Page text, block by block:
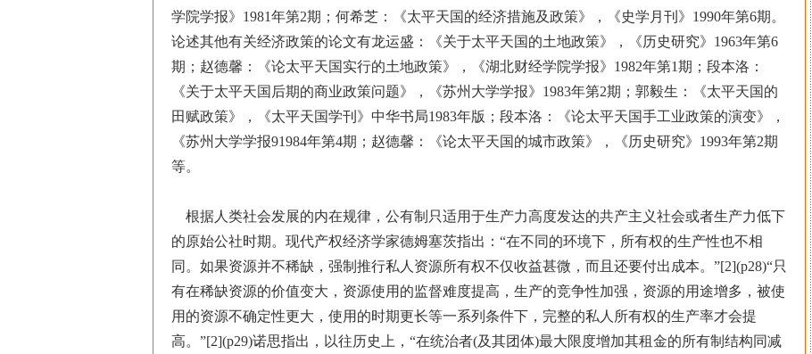
学院学报》1981年第2期；何希芝：《太平天国的经济措施及政策》，《史学月刊》1990年第6期。
论述其他有关经济政策的论文有龙运盛：《关于太平天国的土地政策》，《历史研究》1963年第6
期；赵德馨：《论太平天国实行的土地政策》，《湖北财经学院学报》1982年第1期；段本洛：
《关于太平天国后期的商业政策问题》，《苏州大学学报》1983年第2期；郭毅生：《太平天国的
田赋政策》，《太平天国学刊》中华书局1983年版；段本洛：《论太平天国手工业政策的演变》，
《苏州大学学报91984年第4期；赵德馨：《论太平天国的城市政策》，《历史研究》1993年第2期
等。
根据人类社会发展的内在规律，公有制只适用于生产力高度发达的共产主义社会或者生产力低下
的原始公社时期。现代产权经济学家德姆塞茨指出：“在不同的环境下，所有权的生产性也不相
同。如果资源并不稀缺，强制推行私人资源所有权不仅收益甚微，而且还要付出成本。”[2](p28)“只
有在稀缺资源的价值变大，资源使用的监督难度提高，生产的竞争性加强，资源的用途增多，被使
用的资源不确定性更大，使用的时期更长等一系列条件下，完整的私人所有权的生产率才会提
高。”[2](p29)诺思指出，以往历史上，“在统治者(及其团体)最大限度增加其租金的所有制结构同减